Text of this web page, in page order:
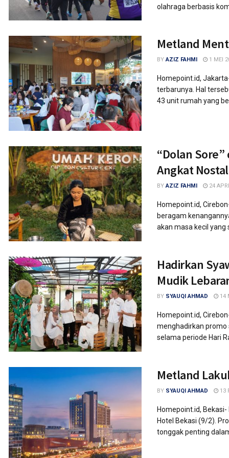
olahraga berbasis
Metland
BY AZIZ FAHMI 1 MEI
Homepoint.id,
terbarunya. Hal
43 unit rumah yang
“Dolan
Angkat
BY AZIZ FAHMI 24
Homepoint.id,
beragam
akan masa kecil yang
Hadirkan
Mudik
BY SYAUQI AHMAD 14
Homepoint.id,
menghadirkan promo
selama periode Hari
Metland
BY SYAUQI AHMAD 13
Homepoint.id,
Hotel Bekasi (9/2).
tonggak penting